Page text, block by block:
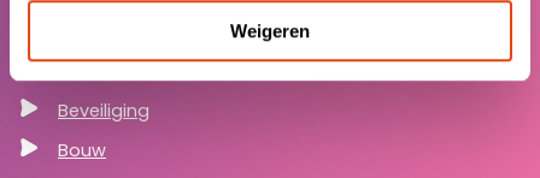
Weigeren
Beveiliging
Bouw